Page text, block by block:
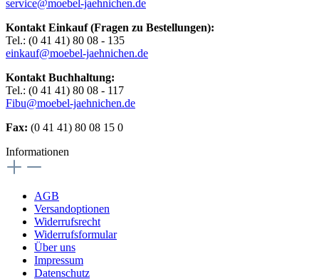
service@moebel-jaehnichen.de
Kontakt Einkauf (Fragen zu Bestellungen):
Tel.: (0 41 41) 80 08 - 135
einkauf@moebel-jaehnichen.de
Kontakt Buchhaltung:
Tel.: (0 41 41) 80 08 - 117
Fibu@moebel-jaehnichen.de
Fax: (0 41 41) 80 08 15 0
Informationen
AGB
Versandoptionen
Widerrufsrecht
Widerrufsformular
Über uns
Impressum
Datenschutz